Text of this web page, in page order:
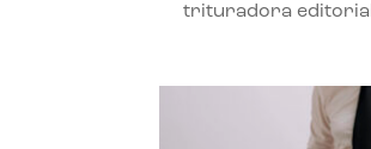
trituradora